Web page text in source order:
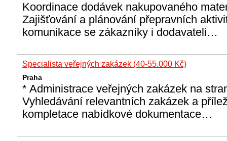
Koordinace dodávek nakupovaného
Zajišťování a plánování přepravních
komunikace se zákazníky i dodavateli…
Specialista veřejných zakázek (40-55.000 Kč)
Praha
* Administrace veřejných zakázek na
Vyhledávání relevantních zakázek a
kompletace nabídkové dokumentace…